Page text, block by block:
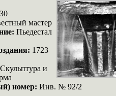
30
мастер
Пьедестал
1723
Скульптура и
номер: Инв. № 92/2